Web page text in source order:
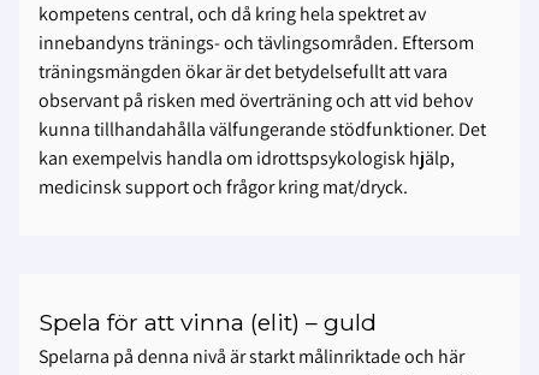
kompetens central, och då kring hela spektret av
innebandyns tränings- och tävlingsområden. Eftersom
träningsmängden ökar är det betydelsefullt att vara
observant på risken med överträning och att vid behov
kunna tillhandahålla välfungerande stödfunktioner. Det
kan exempelvis handla om idrottspsykologisk hjälp,
medicinsk support och frågor kring mat/dryck.
Spela för att vinna (elit) – guld
Spelarna på denna nivå är starkt målinriktade och här